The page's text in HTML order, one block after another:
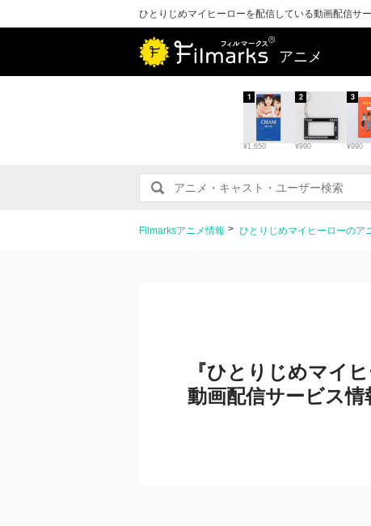
ひとりじめマイヒーローを配信している動画配信サ
アニメ
¥1,650
1
¥990
2
¥990
3
Filmarksアニメ情報 ひとりじめマイヒーローのア
『ひとりじめマイ
動画配信サービス